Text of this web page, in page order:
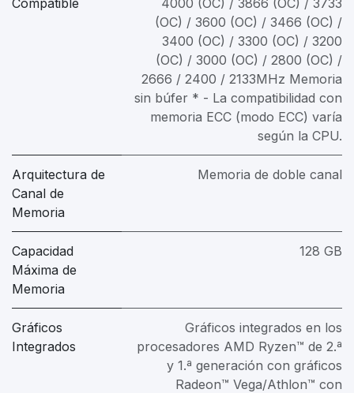
(OC) / 3600 (OC) / 3466 (OC) /
3400 (OC) / 3300 (OC) / 3200
(OC) / 3000 (OC) / 2800 (OC) /
2666 / 2400 / 2133MHz Memoria
sin búfer * - La compatibilidad con
memoria ECC (modo ECC) varía
según la CPU.
Arquitectura de
Canal de
Memoria
Memoria de doble canal
Capacidad
Máxima de
Memoria
128 GB
Gráficos
Integrados
Gráficos integrados en los
procesadores AMD Ryzen™ de 2.ª
y 1.ª generación con gráficos
Radeon™ Vega/Athlon™ con